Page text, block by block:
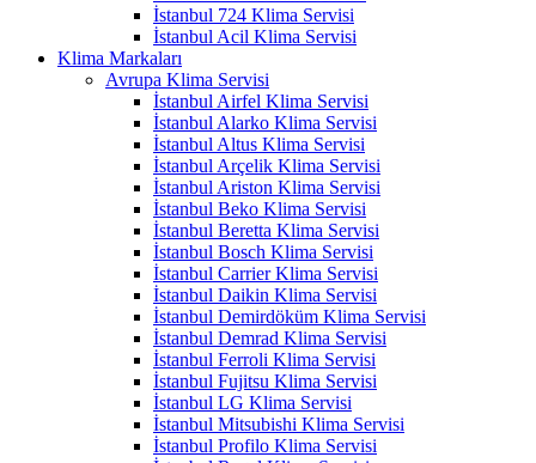
İstanbul 724 Klima Servisi
İstanbul Acil Klima Servisi
Klima Markaları
Avrupa Klima Servisi
İstanbul Airfel Klima Servisi
İstanbul Alarko Klima Servisi
İstanbul Altus Klima Servisi
İstanbul Arçelik Klima Servisi
İstanbul Ariston Klima Servisi
İstanbul Beko Klima Servisi
İstanbul Beretta Klima Servisi
İstanbul Bosch Klima Servisi
İstanbul Carrier Klima Servisi
İstanbul Daikin Klima Servisi
İstanbul Demirdöküm Klima Servisi
İstanbul Demrad Klima Servisi
İstanbul Ferroli Klima Servisi
İstanbul Fujitsu Klima Servisi
İstanbul LG Klima Servisi
İstanbul Mitsubishi Klima Servisi
İstanbul Profilo Klima Servisi